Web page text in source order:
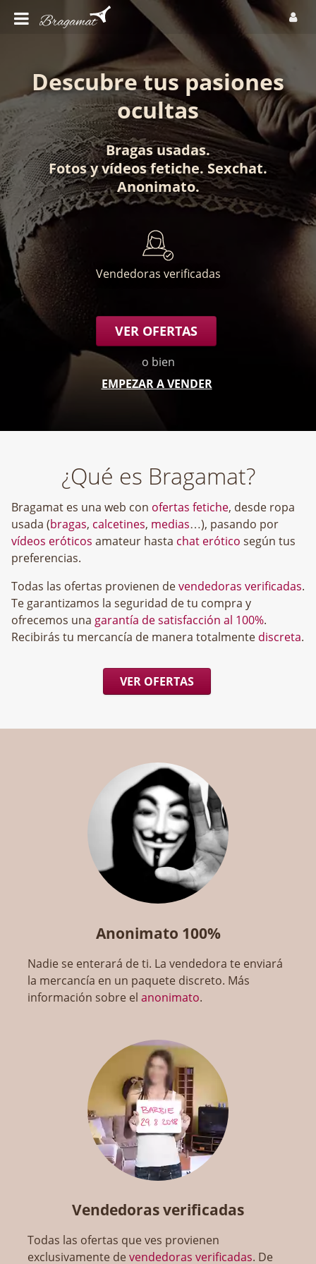
Descubre tus pasiones
ocultas
Bragas usadas.
Fotosyvídeos fetiche. Sexchat.
Anonimato.
Vendedoras verificadas
VER OFERTAS
o bien
EMPEZAR A VENDER
¿Qué es Bragamat?
Bragamat es una web con ofertas fetiche, desde ropa
usada (bragas, calcetines, medias…), pasando por
vídeos eróticos amateur hasta chat erótico según tus
preferencias.
Todas las ofertas provienen devendedoras verificadas.
Te garantizamos la seguridad de tu compra y
ofrecemos una garantía de satisfacción al 100%.
Recibirás tu mercancía de manera totalmente discreta.
VER OFERTAS
Anonimato 100%
Nadie se enterará de ti. La vendedora te enviará
la mercancía en un paquete discreto. Más
información sobre elanonimato.
Vendedoras verificadas
Todas las ofertas que ves provienen
exclusivamente devendedoras verificadas. De